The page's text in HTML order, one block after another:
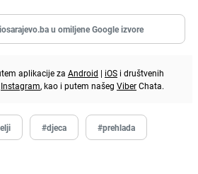
u omiljene Google izvore
aplikacije za Android | iOS i društvenih
Instagram, kao i putem našeg ViberChata.
#djeca #prehlada